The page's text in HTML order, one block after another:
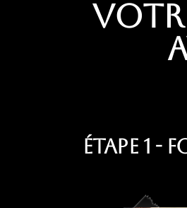
Étape 1